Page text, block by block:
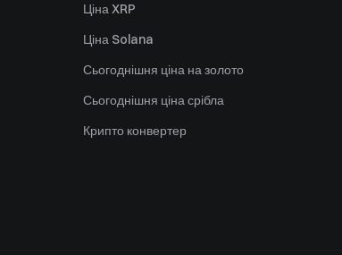
Ціна XRP
Ціна Solana
Сьогоднішня ціна на золото
Сьогоднішня ціна срібла
Крипто конвертер